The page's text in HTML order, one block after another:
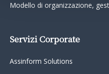
Modello di organizzazione,
Servizi Corporate
Assinform Solutions